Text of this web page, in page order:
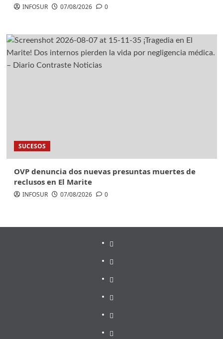
INFOSUR 07/08/2026 0
SUCESOS
OVP denuncia dos nuevas presuntas muertes de
reclusos en El Marite
INFOSUR 07/08/2026 0